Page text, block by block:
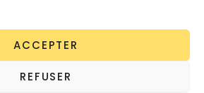
ACCEPTER
REFUSER